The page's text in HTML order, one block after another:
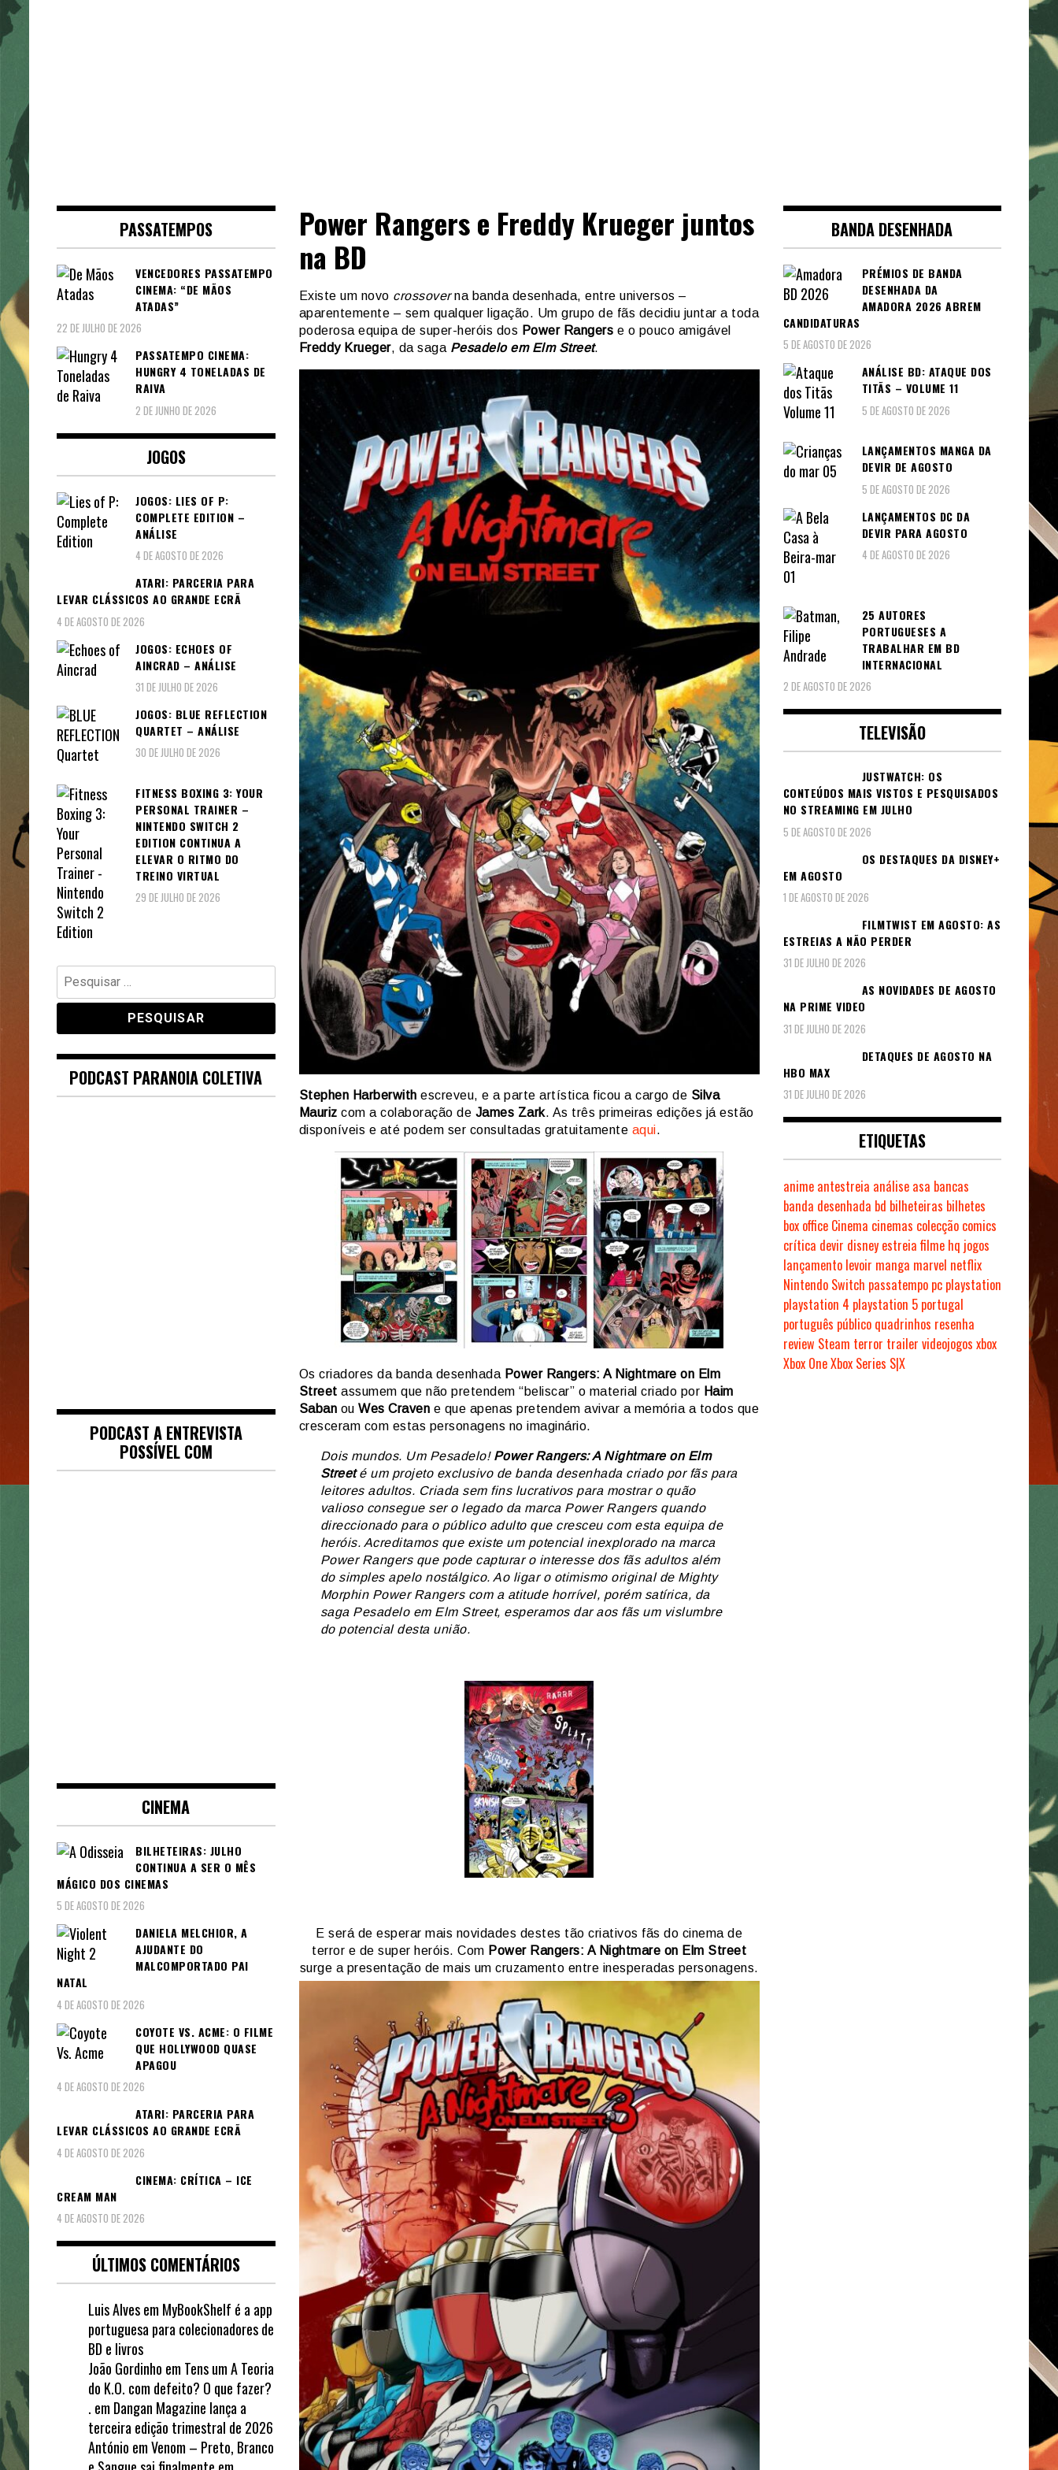
Power Rangers e Freddy Krueger juntos
na BD
Existe um novo crossoverna banda desenhada, entre universos –
aparentemente – sem qualquer ligação. Um grupo de fãs decidiu juntar a toda
poderosa equipa de super-heróis dos Power Rangers e o pouco amigável
Freddy Krueger, da saga Pesadelo em Elm Street.
Stephen Harberwith escreveu, e a parte artística ficou a cargo de Silva
Mauriz com a colaboração de James Zark. As três primeiras edições já estão
disponíveis e até podem ser consultadas gratuitamente aqui.
Os criadores da banda desenhada Power Rangers: A Nightmare on Elm
Street assumem que não pretendem “beliscar” o material criado por Haim
Saban ou Wes Craven e que apenas pretendem avivar a memória a todos que
cresceram com estas personagens no imaginário.
Dois mundos. Um Pesadelo! Power Rangers: A Nightmare on Elm
Streeté um projeto exclusivo de banda desenhada criado por fãs para
leitores adultos. Criada sem fins lucrativos para mostrar o quão
valioso consegue ser o legado da marca Power Rangers quando
direccionado para o público adulto que cresceu com esta equipa de
heróis. Acreditamos que existe um potencial inexplorado na marca
Power Rangers que pode capturar o interesse dos fãs adultos além
do simples apelo nostálgico. Ao ligar o otimismo original de Mighty
Morphin Power Rangers com a atitude horrível, porém satírica, da
saga Pesadelo em Elm Street, esperamos dar aos fãs um vislumbre
do potencial desta união.
E será de esperar mais novidades destes tão criativos fãs do cinema de
terror e de super heróis. Com Power Rangers: A Nightmare on Elm Street
surge a presentação de mais um cruzamento entre inesperadas personagens.
PASSATEMPOS
VENCEDORES PASSATEMPO
CINEMA: “DE MÃOS
ATADAS”
22 DE JULHO DE 2026
PASSATEMPO CINEMA:
HUNGRY 4 TONELADAS DE
RAIVA
2 DE JUNHO DE 2026
JOGOS
JOGOS: LIES OF P:
COMPLETE EDITION –
ANÁLISE
4 DE AGOSTO DE 2026
ATARI: PARCERIA PARA
LEVAR CLÁSSICOS AO GRANDE ECRÃ
4 DE AGOSTO DE 2026
JOGOS: ECHOES OF
AINCRAD – ANÁLISE
31 DE JULHO DE 2026
JOGOS: BLUE REFLECTION
QUARTET – ANÁLISE
30 DE JULHO DE 2026
FITNESS BOXING 3: YOUR
PERSONAL TRAINER –
NINTENDO SWITCH 2
EDITION CONTINUA A
ELEVAR O RITMO DO
TREINO VIRTUAL
29 DE JULHO DE 2026
Pesquisar
por:
PODCAST PARANOIA COLETIVA
PODCAST A ENTREVISTA
POSSÍVEL COM
CINEMA
BILHETEIRAS: JULHO
CONTINUA A SER O MÊS
MÁGICO DOS CINEMAS
5 DE AGOSTO DE 2026
DANIELA MELCHIOR, A
AJUDANTE DO
MALCOMPORTADO PAI
NATAL
4 DE AGOSTO DE 2026
COYOTE VS. ACME: O FILME
QUE HOLLYWOOD QUASE
APAGOU
4 DE AGOSTO DE 2026
ATARI: PARCERIA PARA
LEVAR CLÁSSICOS AO GRANDE ECRÃ
4 DE AGOSTO DE 2026
CINEMA: CRÍTICA – ICE
CREAM MAN
4 DE AGOSTO DE 2026
ÚLTIMOS COMENTÁRIOS
Luis Alvesem MyBookShelf é a app
portuguesa para colecionadores de
BD e livros
João Gordinho em Tens um A Teoria
do K.O. com defeito? O que fazer?
. em Dangan Magazine lança a
terceira edição trimestral de 2026
António emVenom – Preto, Branco
BANDA DESENHADA
PRÉMIOS DE BANDA
DESENHADA DA
AMADORA 2026 ABREM
CANDIDATURAS
5 DE AGOSTO DE 2026
ANÁLISE BD: ATAQUE DOS
TITÃS – VOLUME 11
5 DE AGOSTO DE 2026
LANÇAMENTOS MANGA DA
DEVIR DE AGOSTO
5 DE AGOSTO DE 2026
LANÇAMENTOS DC DA
DEVIR PARA AGOSTO
4 DE AGOSTO DE 2026
25 AUTORES
PORTUGUESES A
TRABALHAR EM BD
INTERNACIONAL
2 DE AGOSTO DE 2026
TELEVISÃO
JUSTWATCH: OS
CONTEÚDOS MAIS VISTOS E PESQUISADOS
NO STREAMING EM JULHO
5 DE AGOSTO DE 2026
OS DESTAQUES DA DISNEY+
EM AGOSTO
1 DE AGOSTO DE 2026
FILMTWIST EM AGOSTO: AS
ESTREIAS A NÃO PERDER
31 DE JULHO DE 2026
AS NOVIDADES DE AGOSTO
NA PRIME VIDEO
31 DE JULHO DE 2026
DETAQUES DE AGOSTO NA
HBO MAX
31 DE JULHO DE 2026
ETIQUETAS
anime antestreia análise asa bancas
banda desenhada bd bilheteiras bilhetes
box office Cinema cinemas colecção comics
crítica devir disney estreiafilme hq jogos
lançamento levoir manga marvel netflix
Nintendo Switch passatempo pc playstation
playstation 4 playstation 5 portugal
português público quadrinhos resenha
review Steam terror trailer videojogos xbox
Xbox OneXbox Series S|X